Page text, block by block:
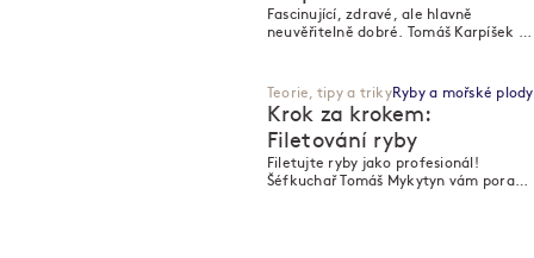
Fascinující, zdravé, ale hlavně
neuvěřitelně dobré. Tomáš Karpíšek se
Teorie, tipy a trikyRyby a mořské plody
Krok za krokem:
Filetování ryby
Filetujte ryby jako profesionál!
Šéfkuchař Tomáš Mykytyn vám poradí,